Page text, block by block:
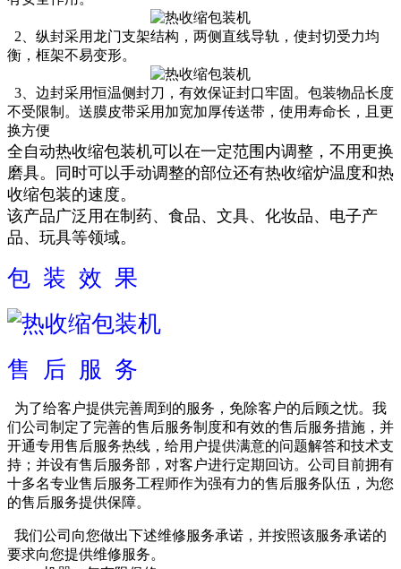
2、纵封采用龙门支架结构，两侧直线导轨，使封切受力均
衡，框架不易变形。
3、边封采用恒温侧封刀，有效保证封口牢固。包装物品长度
不受限制。送膜皮带采用加宽加厚传送带，使用寿命长，且更
换方便
全自动热收缩包装机可以在一定范围内调整，不用更换
磨具。同时可以手动调整的部位还有热收缩炉温度和热
收缩包装的速度。
该产品广泛用在制药、食品、文具、化妆品、电子产
品、玩具等领域。
包 装 效 果
售 后 服 务
为了给客户提供完善周到的服务，免除客户的后顾之忧。我
们公司制定了完善的售后服务制度和有效的售后服务措施，并
开通专用售后服务热线，给用户提供满意的问题解答和技术支
持；并设有售后服务部，对客户进行定期回访。公司目前拥有
十多名专业售后服务工程师作为强有力的售后服务队伍，为您
的售后服务提供保障。
我们公司向您做出下述维修服务承诺，并按照该服务承诺的
要求向您提供维修服务。